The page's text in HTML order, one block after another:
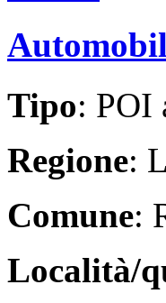
Tipo: POI
Regione:
Comune:
Località/